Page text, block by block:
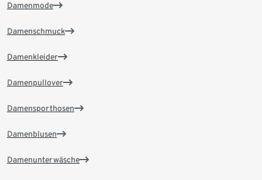
Damenmode
Damenschmuck
Damenkleider
Damenpullover
Damensporthosen
Damenblusen
Damenunterwäsche